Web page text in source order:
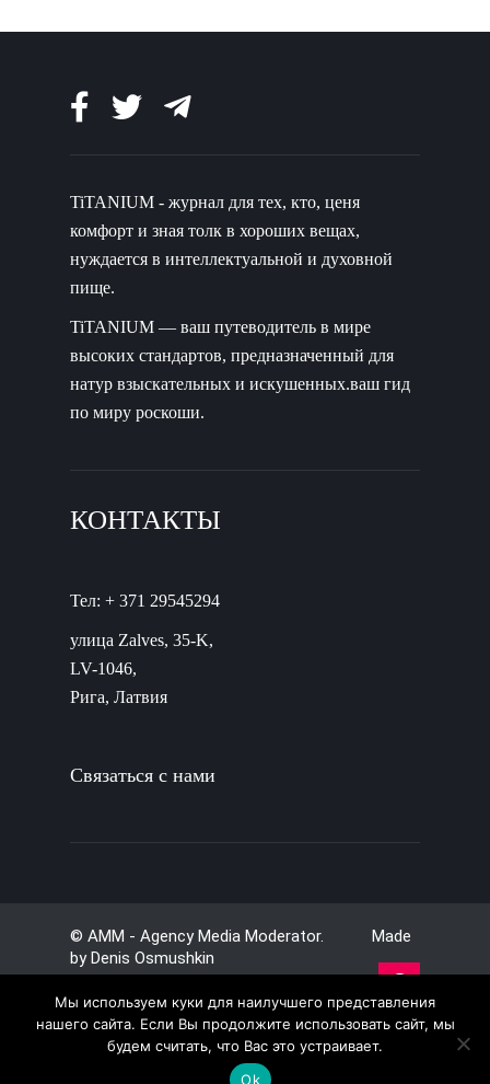
TiTANIUM - журнал для тех, кто, ценя
комфорт и зная толк в хороших вещах,
нуждается в интеллектуальной и духовной
пище.
TiTANIUM — ваш путеводитель в мире
высоких стандартов, предназначенный для
натур взыскательных и искушенных.ваш гид
по миру роскоши.
КОНТАКТЫ
Тел: + 371 29545294
улица Zalves, 35-K,
LV-1046,
Рига, Латвия
Связаться с нами
© AMM - Agency Media Moderator. Made
byDenis Osmushkin
Мы используем куки для наилучшего представления
нашего сайта. Если Вы продолжите использовать сайт, мы
будем считать, что Вас это устраивает.
Ok